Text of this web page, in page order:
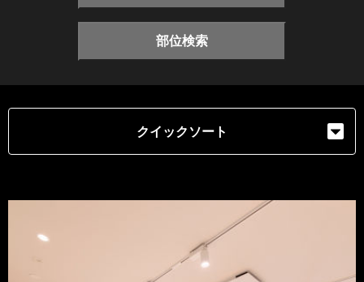
部位検索
クイックソート